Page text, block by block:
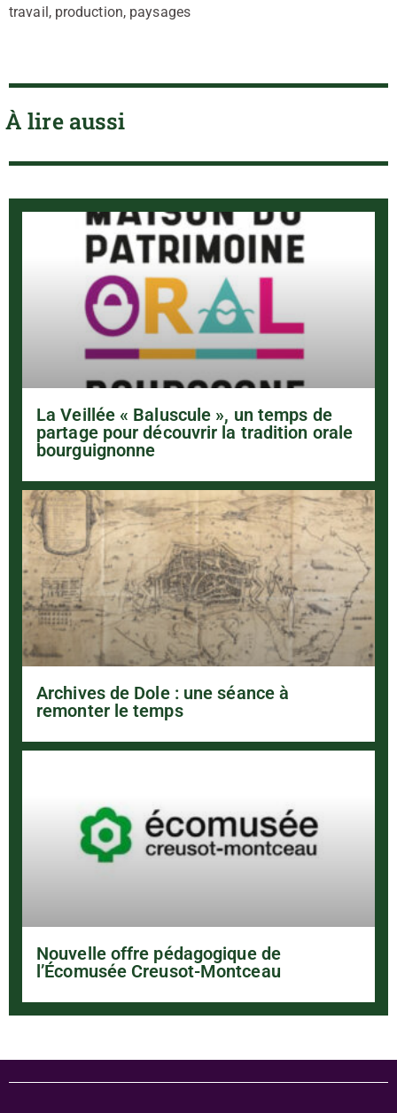
travail, production, paysages
À lire aussi
La Veillée « Baluscule », un temps de
partage pour découvrir la tradition orale
bourguignonne
Archives de Dole : une séance à
remonter le temps
Nouvelle offre pédagogique de
l’Écomusée Creusot-Montceau